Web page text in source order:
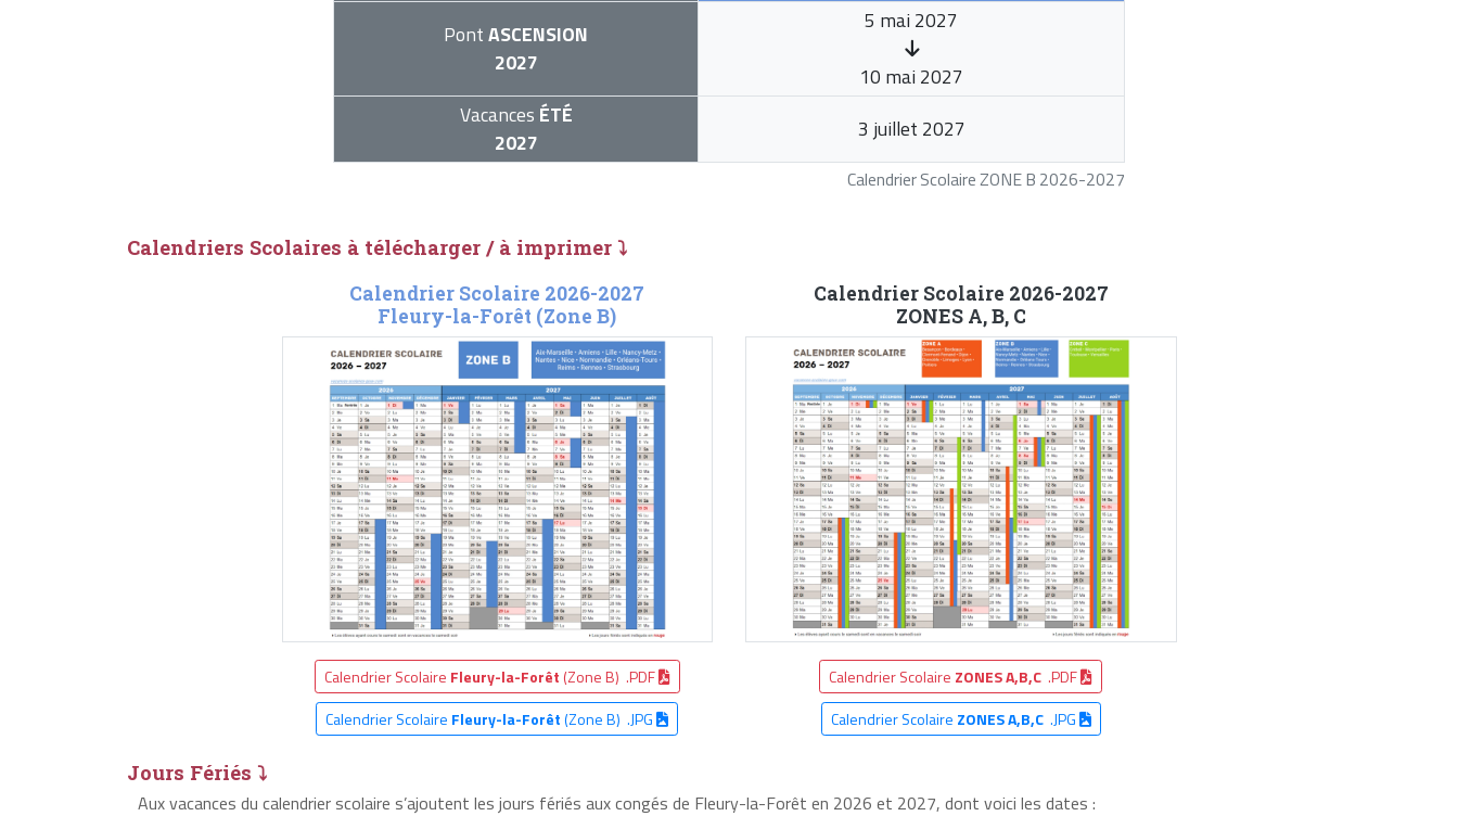
Calendrier Scolaire ZONE B 2026-2027
PontASCENSION
2027
5 mai 2027
10 mai 2027
Vacances ÉTÉ
2027
3 juillet 2027
Calendriers Scolaires à télécharger / à imprimer ⤵
Calendrier Scolaire 2026-2027
Fleury-la-Forêt (Zone B)
Calendrier Scolaire Fleury-la-Forêt (Zone B) .PDF
Calendrier Scolaire Fleury-la-Forêt(Zone B) .JPG
Calendrier Scolaire 2026-2027
ZONES A, B, C
Calendrier Scolaire ZONES A,B,C .PDF
Calendrier Scolaire ZONES A,B,C.JPG
Jours Fériés ⤵
Aux vacances du calendrier scolaire s’ajoutent les jours fériés aux congés de Fleury-la-Forêt en 2026 et 2027, dont voici les dates :